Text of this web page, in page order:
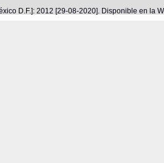
D.F.]: 2012 [29-08-2020]. Disponible en la